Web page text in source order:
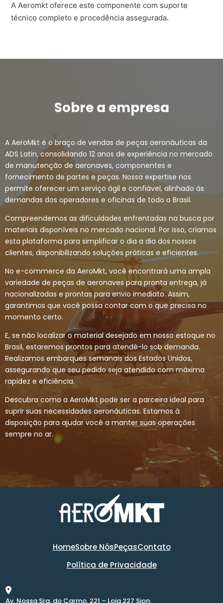
A Aeromkt oferece este componente com suporte
técnico completo e procedência assegurada.
Sobre a empresa
A AeroMkt é o braço de vendas de peças aeronáuticas da
ADS Latin, consolidando 12 anos de experiência no mercado
de manutenção de aeronaves, componentes e
fornecimento de partes e peças. Nossa expertise nos
permite oferecer um serviço ágil e confiável, alinhado às
demandas dos operadores e oficinas de todo o Brasil.
Compreendemos as dificuldades enfrentadas na busca por
materiais disponíveis no mercado nacional. Por isso, criamos
esta plataforma para simplificar o dia a dia dos nossos
clientes, disponibilizando soluções práticas e eficientes.
No e-commerce da AeroMkt, você encontrará uma ampla
variedade de peças de aeronaves para pronta entrega, já
nacionalizadas e prontas para envio imediato. Assim,
garantimos que você possa contar com o que precisa no
momento certo.
E, se não localizar o material desejado em nosso estoque no
Brasil, estaremos prontos para atendê-lo sob demanda.
Realizamos embarques semanais dos Estados Unidos,
assegurando que seu pedido seja atendido com máxima
rapidez e eficiência.
Descubra como a AeroMkt pode ser a parceira ideal para
suprir suas necessidades aeronáuticas. Estamos à
disposição para ajudar você a manter suas operações
sempre no ar.
HomeSobre NósPeçasContato
Política de Privacidade
Av. Nossa Sra. do Carmo, 221 – Loja 227 Sion,